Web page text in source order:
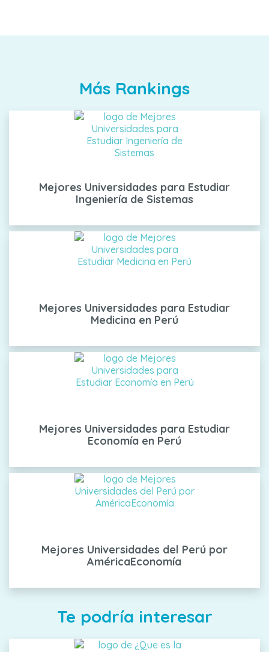
Más Rankings
Mejores Universidades para Estudiar
Ingeniería de Sistemas
Mejores Universidades para Estudiar
Medicina en Perú
Mejores Universidades para Estudiar
Economía en Perú
Mejores Universidades del Perú por
AméricaEconomía
Te podría interesar